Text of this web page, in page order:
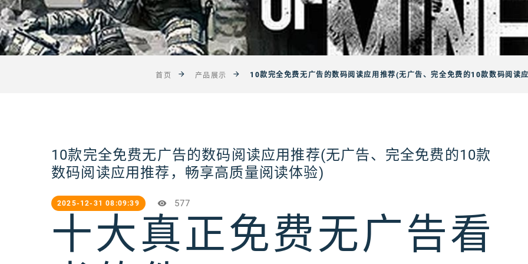
首页 产品展示 10款完全免费无广告的数码阅读应用推荐(无广告、完全免费的10款数码阅读
10款完全免费无广告的数码阅读应用推荐(无广告、完全免费的10款
数码阅读应用推荐，畅享高质量阅读体验)
2025-12-31 08:09:39 577
十大真正免费无广告看